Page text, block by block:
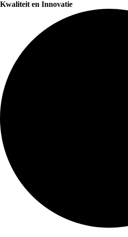
Kwaliteit en Innovatie